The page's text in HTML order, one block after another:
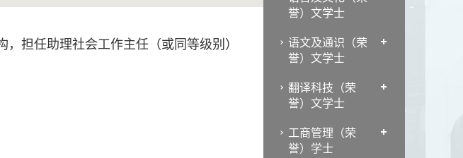
担任助理社会工作主任（或同等级别）
誉）文学士
语文及通识（荣
誉）文学士
翻译科技（荣
誉）文学士
工商管理（荣
誉）学士